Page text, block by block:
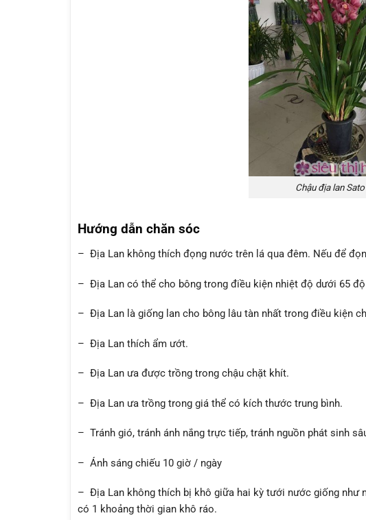
Chậu địa lan
Hướng dẫn chăn sóc
– Địa Lan không thích đọng nước trên lá qua đêm. Nếu để
– Địa Lan có thể cho bông trong điều kiện nhiệt độ dưới 65 độ
– Địa Lan là giống lan cho bông lâu tàn nhất trong điều kiện
– Địa Lan thích ẩm ướt.
– Địa Lan ưa được trồng trong chậu chặt khít.
– Địa Lan ưa trồng trong giá thể có kích thước trung bình.
– Tránh gió, tránh ánh nắng trực tiếp, tránh nguồn phát sinh
– Ánh sáng chiếu 10 giờ / ngày
– Địa Lan không thích bị khô giữa hai kỳ tưới nước giống
có 1 khoảng thời gian khô ráo.